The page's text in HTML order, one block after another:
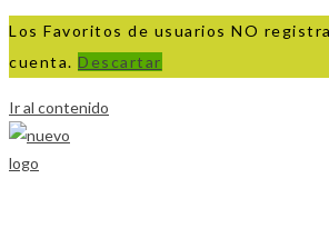
Los Favoritos de usuarios NO
cuenta. Descartar
Ir al contenido